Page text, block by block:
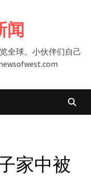
闻
全球。小伙伴们自己
家中被